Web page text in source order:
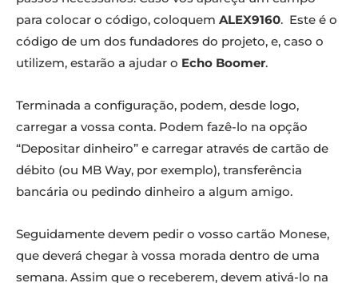
para colocar o código, coloquem ALEX9160. Este é o
código de um dos fundadores do projeto, e, caso o
utilizem, estarão a ajudar o Echo Boomer.
Terminada a configuração, podem, desde logo,
carregar a vossa conta. Podem fazê-lo na opção
“Depositar dinheiro” e carregar através de cartão de
débito (ou MB Way, por exemplo), transferência
bancária ou pedindo dinheiro a algum amigo.
Seguidamente devem pedir o vosso cartão Monese,
que deverá chegar à vossa morada dentro de uma
semana. Assim que o receberem, devem ativá-lo na